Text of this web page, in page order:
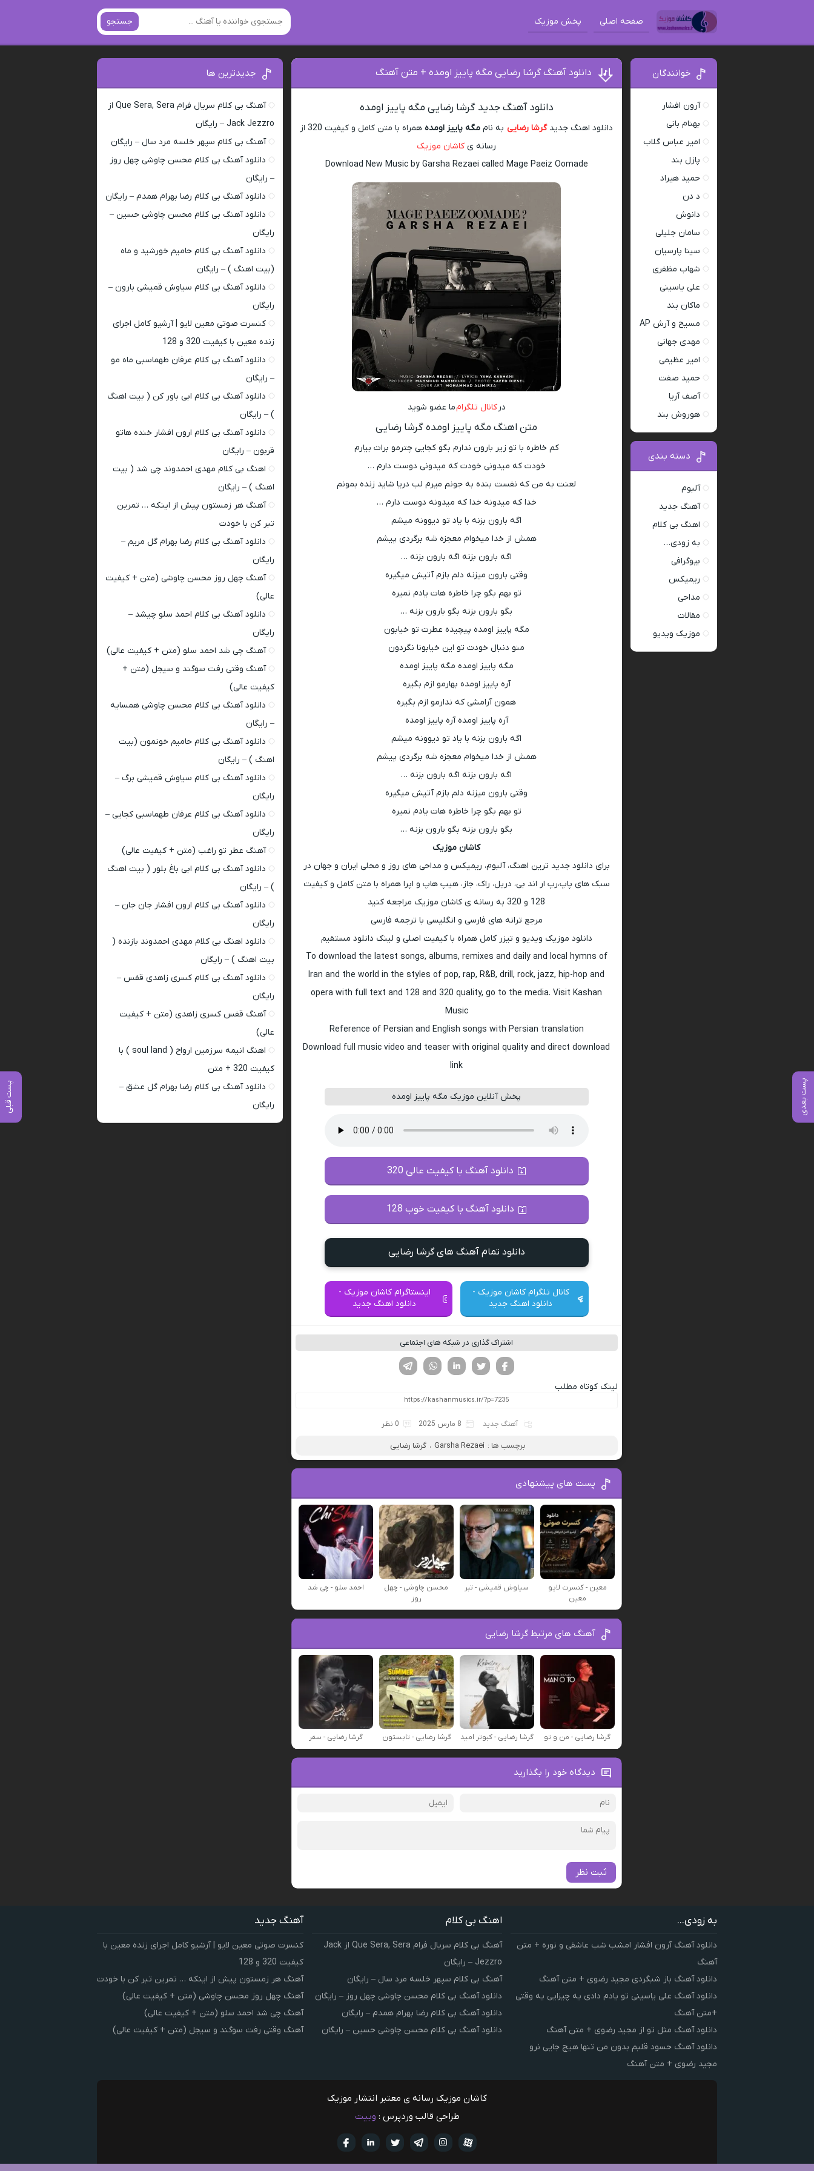
صفحه اصلی پخش موزیک جستجو
پست بعدی پست قبلی
دانلود آهنگ گرشا رضایی مگه پاییز اومده + متن آهنگ
دانلود آهنگ جدید گرشا رضایی مگه پاییز اومده
دانلود اهنگ جدیدگرشا رضایی به نام مگه پاییز اومده
همراه با متن کامل و کیفیت 320 از
رسانه ی کاشان موزیک
Download New Music by Garsha Rezaei called Mage Paeiz Oomade
در کانال تلگرامما عضو شوید
متن اهنگ مگه پاییز اومده گرشا رضایی
کم خاطره با تو زیر بارون ندارم بگو کجایی چترمو برات بیارم
خودت که میدونی خودت که میدونی دوست دارم …
لعنت به من که نفست بنده به جونم میرم لب دریا شاید زنده بمونم
خدا که میدونه خدا که میدونه دوست دارم …
اگه بارون بزنه با یاد تو دیوونه میشم
همش از خدا میخوام معجزه شه برگردی پیشم
اگه بارون بزنه اگه بارون بزنه …
وقتی بارون میزنه دلم بازم آتیش میگیره
تو بهم بگو چرا خاطره هات یادم نمیره
بگو بارون بزنه بگو بارون بزنه …
مگه پاییز اومده پیچیده عطرت تو خیابون
منو دنبال خودت تو این خیابونا نگردون
مگه پاییز اومده مگه پاییز اومده
آره پاییز اومده بهارمو ازم بگیره
همون آرامشی که ندارمو ازم بگیره
آره پاییز اومده آره پاییز اومده
اگه بارون بزنه با یاد تو دیوونه میشم
همش از خدا میخوام معجزه شه برگردی پیشم
اگه بارون بزنه اگه بارون بزنه …
وقتی بارون میزنه دلم بازم آتیش میگیره
تو بهم بگو چرا خاطره هات یادم نمیره
بگو بارون بزنه بگو بارون بزنه …
کاشان موزیک
برای دانلود جدید ترین اهنگ، آلبوم، ریمیکس و مداحی های روز و محلی ایران و جهان در
سبک های پاپ،رپ ار اند بی، دریل، راک، جاز، هیپ هاپ و اپرا همراه با متن کامل و کیفیت
128 و 320 به رسانه ی کاشان موزیک مراجعه کنید
مرجع ترانه های فارسی و انگلیسی با ترجمه فارسی
دانلود موزیک ویدیو و تیزر کامل همراه با کیفیت اصلی و لینک دانلود مستقیم
To download the latest songs, albums, remixes and daily and local hymns of
Iran and the world in the styles of pop, rap, R&B, drill, rock, jazz, hip-hop and
opera with full text and 128 and 320 quality, go to the media. Visit Kashan
Music
Reference of Persian and English songs with Persian translation
Download full music video and teaser with original quality and direct download
link
پخش آنلاین موزیک مگه پاییز اومده
دانلود آهنگ با کیفیت عالی 320
دانلود آهنگ با کیفیت خوب 128
دانلود تمام آهنگ های گرشا رضایی
کانال تلگرام کاشان موزیک -
دانلود اهنگ جدید
اینستاگرام کاشان موزیک -
دانلود اهنگ جدید
اشتراک گذاری در شبکه های اجتماعی
لینکدین تویتر
فیسوک
لینک کوتاه مطلب
آهنگ جدید 8 مارس 2025 0 نظر
برچسب ها : Garsha Rezaei ، گرشا رضایی
پست های پیشنهادی
معین - کنسرت لایو
معین
سیاوش قمیشی - تبر
محسن چاوشی - چهل
روز
احمد سلو - چی شد
آهنگ های مرتبط گرشا رضایی
گرشا رضایی - من و تو گرشا رضایی - کبوتر امید گرشا رضایی - تابستون گرشا رضایی - سفر
دیدگاه خود را بگذارید
ثبت نظر
خوانندگان
آرون افشار
بهنام بانی
امیر عباس گلاب
پازل بند
حمید هیراد
د دن
دانوش
سامان جلیلی
سینا پارسیان
شهاب مظفری
علی یاسینی
ماکان بند
مسیح و آرش AP
مهدی جهانی
امیر عظیمی
حمید صفت
آصف آریا
هوروش بند
دسته بندی
آلبوم
آهنگ جدید
اهنگ بی کلام
به زودی…
بیوگرافی
ریمیکس
مداحی
مقالات
موزیک ویدیو
جدیدترین ها
آهنگ بی کلام سریال فرام Que Sera, Sera از
Jack Jezzro – رایگان
آهنگ بی کلام سپهر خلسه مرد سال – رایگان
دانلود آهنگ بی کلام محسن چاوشی چهل روز
– رایگان
دانلود آهنگ بی کلام رضا بهرام همدم – رایگان
دانلود آهنگ بی کلام محسن چاوشی حسین –
رایگان
دانلود آهنگ بی کلام حامیم خورشید و ماه
(بیت اهنگ ) – رایگان
دانلود آهنگ بی کلام سیاوش قمیشی بارون –
رایگان
کنسرت صوتی معین لایو | آرشیو کامل اجرای
زنده معین با کیفیت 320 و 128
دانلود آهنگ بی کلام عرفان طهماسبی ماه مو
– رایگان
دانلود آهنگ بی کلام ابی باور کن ( بیت اهنگ
) – رایگان
دانلود آهنگ بی کلام ارون افشار خنده هاتو
قربون – رایگان
اهنگ بی کلام مهدی احمدوند چی شد ( بیت
اهنگ ) – رایگان
آهنگ هر زمستون پیش از اینکه … تمرین
تبر کن با خودت
دانلود آهنگ بی کلام رضا بهرام گل مریم –
رایگان
آهنگ چهل روز محسن چاوشی (متن + کیفیت
عالی)
دانلود آهنگ بی کلام احمد سلو چیشد –
رایگان
آهنگ چی شد احمد سلو (متن + کیفیت عالی)
آهنگ وقتی رفت سوگند و سیجل (متن +
کیفیت عالی)
دانلود آهنگ بی کلام محسن چاوشی همسایه
– رایگان
دانلود آهنگ بی کلام حامیم خونمون (بیت
اهنگ ) – رایگان
دانلود آهنگ بی کلام سیاوش قمیشی برگ –
رایگان
دانلود آهنگ بی کلام عرفان طهماسبی کجایی –
رایگان
آهنگ عطر تو راغب (متن + کیفیت عالی)
دانلود آهنگ بی کلام ابی باغ بلور ( بیت اهنگ
) – رایگان
دانلود آهنگ بی کلام ارون افشار جان جان –
رایگان
دانلود اهنگ بی کلام مهدی احمدوند بازنده (
بیت اهنگ ) – رایگان
دانلود آهنگ بی کلام کسری زاهدی قفس –
رایگان
آهنگ قفس کسری زاهدی (متن + کیفیت
عالی)
اهنگ انیمه سرزمین ارواح ( soul land ) با
کیفیت 320 + متن
دانلود آهنگ بی کلام رضا بهرام گل عشق –
رایگان
به زودی...
دانلود آهنگ آرون افشار امشب شب عاشقی و نوره + متن
آهنگ
دانلود آهنگ باز شبگردی مجید رضوی + متن آهنگ
دانلود آهنگ علی یاسینی تو یادم دادی یه چیزایی یه وقتی
+متن آهنگ
دانلود آهنگ مثل تو از مجید رضوی + متن آهنگ
دانلود آهنگ حسود قلبم بدون من تنها هیچ جایی نرو
مجید رضوی + متن آهنگ
اهنگ بی کلام
آهنگ بی کلام سریال فرام Que Sera, Sera از Jack
Jezzro – رایگان
آهنگ بی کلام سپهر خلسه مرد سال – رایگان
دانلود آهنگ بی کلام محسن چاوشی چهل روز – رایگان
دانلود آهنگ بی کلام رضا بهرام همدم – رایگان
دانلود آهنگ بی کلام محسن چاوشی حسین – رایگان
آهنگ جدید
کنسرت صوتی معین لایو | آرشیو کامل اجرای زنده معین با
کیفیت 320 و 128
آهنگ هر زمستون پیش از اینکه … تمرین تبر کن با خودت
آهنگ چهل روز محسن چاوشی (متن + کیفیت عالی)
آهنگ چی شد احمد سلو (متن + کیفیت عالی)
آهنگ وقتی رفت سوگند و سیجل (متن + کیفیت عالی)
کاشان موزیک رسانه ی معتبر انتشار موزیک
طراحی قالب وردپرس : وبیت
تويتر تلگرام
اینستاگرام آپارات